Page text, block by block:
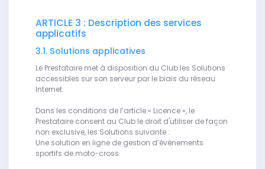
ARTICLE 3 : Description des services
applicatifs
3.1. Solutions applicatives
Le Prestataire met à disposition du Club les Solutions
accessibles sur son serveur par le biais du réseau
Internet.
Dans les conditions de l’article « Licence », le
Prestataire consent au Club le droit d'utiliser de façon
non exclusive, les Solutions suivante :
Une solution en ligne de gestion d’événements
sportifs de moto-cross